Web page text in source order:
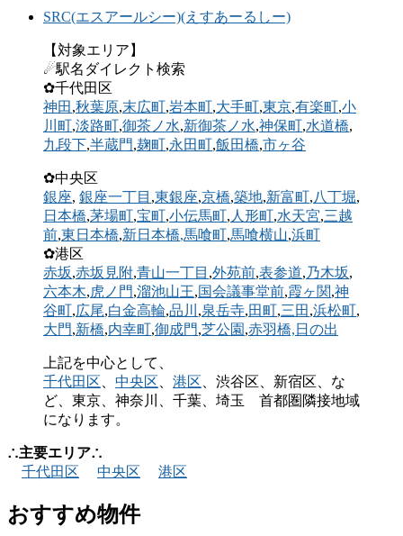
SRC(エスアールシー)(えすあーるしー)
【対象エリア】
☄駅名ダイレクト検索
✿千代田区
神田 ,秋葉原,末広町,岩本町,大手町,東京,有楽町,小
川町,淡路町,御茶ノ水,新御茶ノ水,神保町,水道橋,
九段下,半蔵門,麹町,永田町,飯田橋,市ヶ谷
✿中央区
銀座, 銀座一丁目 ,東銀座,京橋,築地,新富町,八丁堀,
日本橋,茅場町,宝町,小伝馬町, 人形町,水天宮,三越
前,東日本橋,新日本橋,馬喰町,馬喰横山,浜町
✿港区
赤坂,赤坂見附,青山一丁目 ,外苑前,表参道,乃木坂,
六本木,虎ノ門,溜池山王,国会議事堂前,霞ヶ関,神
谷町,広尾,白金高輪,品川 ,泉岳寺,田町,三田 ,浜松町,
大門,新橋,内幸町,御成門,芝公園 ,赤羽橋, 日の出
上記を中心として、
千代田区
中央区 港区 、渋谷区、新宿区、な
ど、東京、神奈川、千葉、埼玉 首都圏隣接地域
になります。
∴主要エリア∴
千代田区
中央区 港区
おすすめ物件